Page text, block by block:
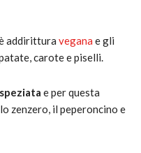
addirittura vegana e gli
carote e piselli.
e per questa
zenzero, il peperoncino e